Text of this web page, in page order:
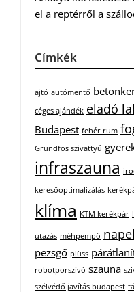
el a reptérről a
Címkék
ajtó autómentő
céges ajándék eladó
Budapest fehér rum
Grundfos szivattyú
infraszauna
keresőoptimalizálás
klíma KTM kerékpár
utazás méhpempő
pezsgő plüss
robotporszívó szauna
szélvédő javítás budapest